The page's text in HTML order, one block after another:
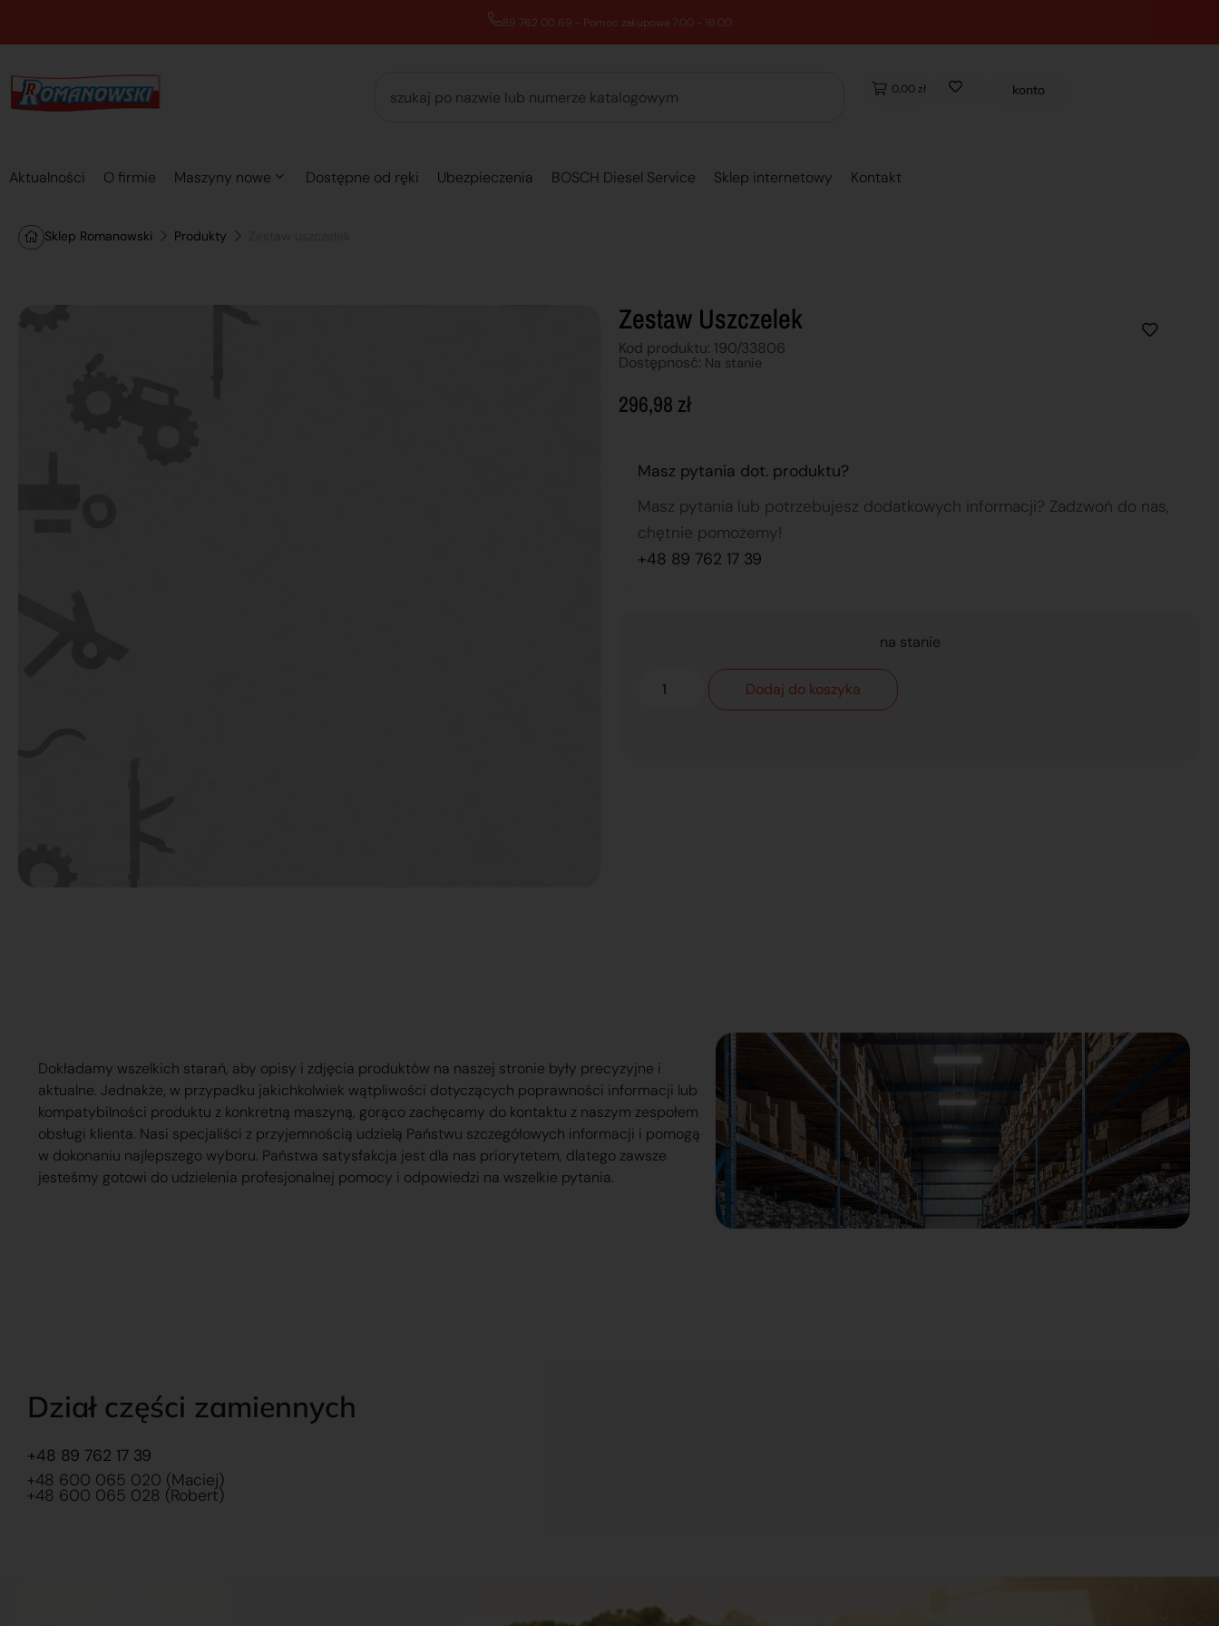
89 762 00 69 - Pomoc zakupowa 7:00 - 16:00
0,00 zł konto
Aktualności O firmie Maszyny nowe Dostępne od ręki Ubezpieczenia BOSCH Diesel Service Sklep internetowy Kontakt
Sklep Romanowski Produkty
Zestaw Uszczelek
Kod produktu: 190/33806
Dostępnosć: Na stanie
296,98 zł
Masz pytania dot. produktu?
Masz pytania lub potrzebujesz dodatkowych informacji? Zadzwoń do nas,
chętnie pomożemy!
+48 89 762 17 39
na stanie
Dodaj do koszyka
Dokładamy wszelkich starań, aby opisy i zdjęcia produktów na naszej stronie były precyzyjne i
aktualne. Jednakże, w przypadku jakichkolwiek wątpliwości dotyczących poprawności informacji lub
kompatybilności produktu z konkretną maszyną, gorąco zachęcamy do kontaktu z naszym zespołem
obsługi klienta. Nasi specjaliści z przyjemnością udzielą Państwu szczegółowych informacji i pomogą
w dokonaniu najlepszego wyboru. Państwa satysfakcja jest dla nas priorytetem, dlatego zawsze
jesteśmy gotowi do udzielenia profesjonalnej pomocy i odpowiedzi na wszelkie pytania.
Dział części zamiennych
+48 89 762 17 39
+48 600 065 020 (Maciej)
+48 600 065 028 (Robert)